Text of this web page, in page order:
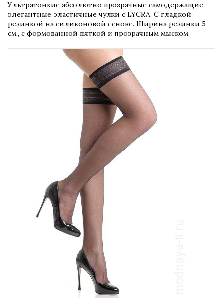
Ультратонкие абсолютно прозрачные самодержащие,
элегантные эластичные чулки с LYCRA. С гладкой
резинкой на силиконовой основе. Ширина резинки 5
см., с формованной пяткой и прозрачным мыском.